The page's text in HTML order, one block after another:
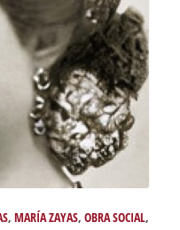
,MARÍA ZAYAS,OBRA SOCIAL,